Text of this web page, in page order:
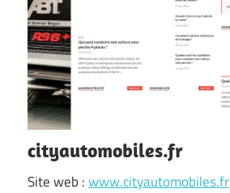
cityautomobiles.fr
Site web :www.cityautomobiles.fr